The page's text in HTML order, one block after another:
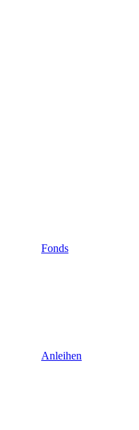
Fonds
Anleihen